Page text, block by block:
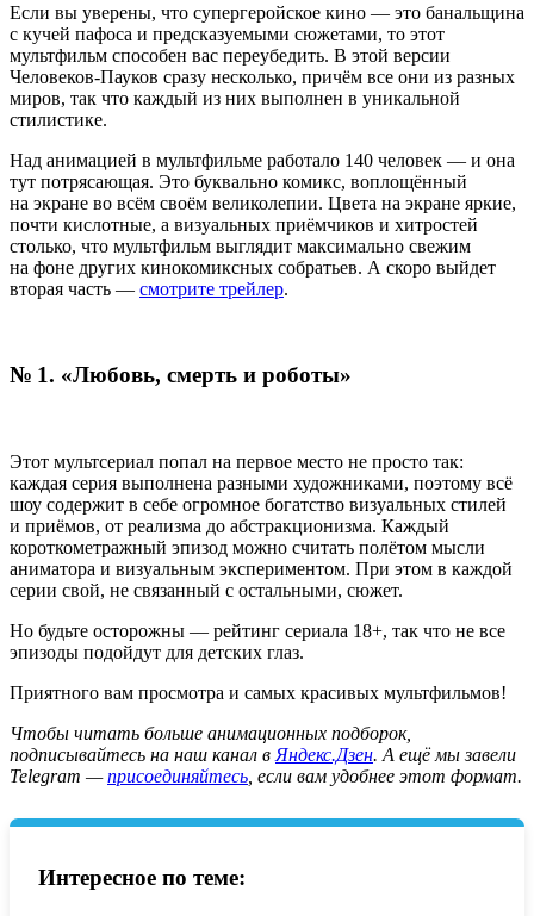
Если вы уверены, что супергеройское кино — это банальщина
с кучей пафоса и предсказуемыми сюжетами, то этот
мультфильм способен вас переубедить. В этой версии
Человеков-Пауков сразу несколько, причём все они из разных
миров, так что каждый из них выполнен в уникальной
стилистике.
Над анимацией в мультфильме работало 140 человек — и она
тут потрясающая. Это буквально комикс, воплощённый
на экране во всём своём великолепии. Цвета на экране яркие,
почти кислотные, а визуальных приёмчиков и хитростей
столько, что мультфильм выглядит максимально свежим
на фоне других кинокомиксных собратьев. А скоро выйдет
вторая часть — смотрите трейлер.
№ 1. «Любовь, смерть и роботы»
Этот мультсериал попал на первое место не просто так:
каждая серия выполнена разными художниками, поэтому всё
шоу содержит в себе огромное богатство визуальных стилей
и приёмов, от реализма до абстракционизма. Каждый
короткометражный эпизод можно считать полётом мысли
аниматора и визуальным экспериментом. При этом в каждой
серии свой, не связанный с остальными, сюжет.
Но будьте осторожны — рейтинг сериала 18+, так что не все
эпизоды подойдут для детских глаз.
Приятного вам просмотра и самых красивых мультфильмов!
Чтобы читать больше анимационных подборок,
подписывайтесь на наш канал в Яндекс.Дзен. А ещё мы завели
Telegram — присоединяйтесь , если вам удобнее этот формат.
Интересное по теме: